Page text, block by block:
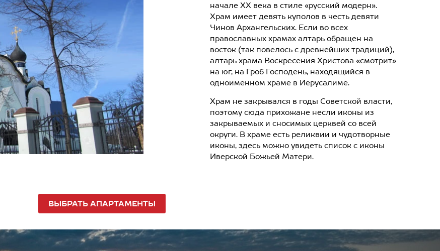
начале XX века в стиле «русский модерн».
Храм имеет девять куполов в честь девяти
Чинов Архангельских. Если во всех
православных храмах алтарь обращен на
восток (так повелось с древнейших традиций),
алтарь храма Воскресения Христова «смотрит»
на юг, на Гроб Господень, находящийся в
одноименном храме в Иерусалиме.
Храм не закрывался в годы Советской власти,
поэтому сюда прихожане несли иконы из
закрываемых и сносимых церквей со всей
округи. В храме есть реликвии и чудотворные
иконы, здесь можно увидеть список с иконы
Иверской Божьей Матери.
ВЫБРАТЬ АПАРТАМЕНТЫ